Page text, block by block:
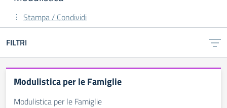
Stampa / Condividi
FILTRI
Modulistica per le Famiglie
Modulistica per le Famiglie